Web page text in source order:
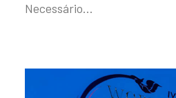
Necessário…